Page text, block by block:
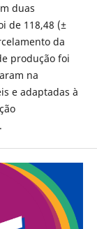
duas
de 118,48 (±
da
produção foi
na
e adaptadas à